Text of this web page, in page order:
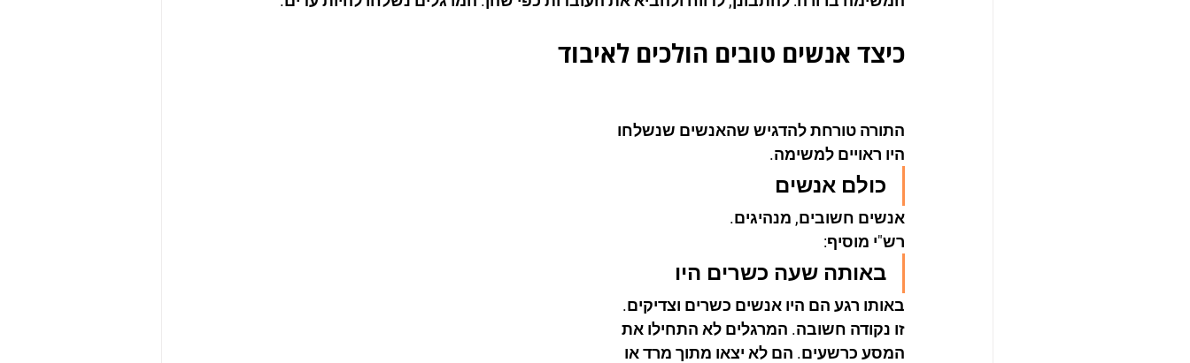
כיצד אנשים טובים הולכים לאיבוד
התורה טורחת להדגיש שהאנשים שנשלחו
היו ראויים למשימה.
כולם אנשים
אנשים חשובים, מנהיגים.
רש"י מוסיף:
באותה שעה כשרים היו
באותו רגע הם היו אנשים כשרים וצדיקים.
זו נקודה חשובה. המרגלים לא התחילו את
המסע כרשעים. הם לא יצאו מתוך מרד או